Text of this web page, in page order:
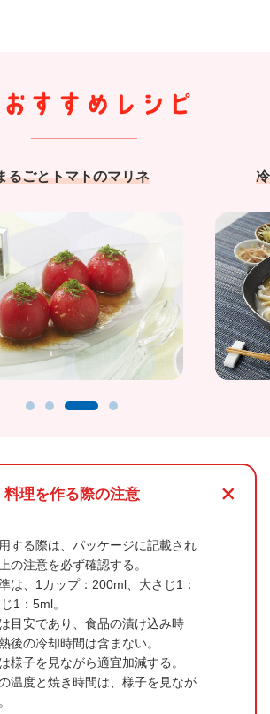
るごとトマトのマリネ
+
料理を作る際の注意
する際は、パッケージに記載され
の注意を必ず確認する。
は、1カップ：200ml、大さじ1：
1：5ml。
目安であり、食品の漬け込み時
後の冷却時間は含まない。
様子を見ながら適宜加減する。
温度と焼き時間は、様子を見なが